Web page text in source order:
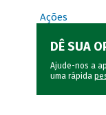
Ações
DÊ SUA
Ajude-nos a
uma rápida